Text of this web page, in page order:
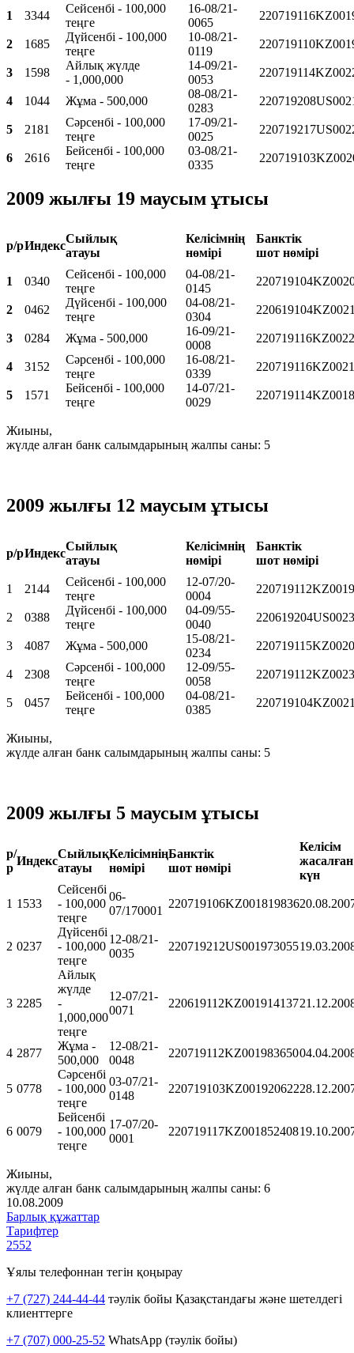
1 3344
Сейсенбі - 100,000
теңге
16-08/21-
0065
2 1685
Дүйсенбі - 100,000
теңге
10-08/21-
0119
3 1598
Айлық жүлде
- 1,000,000
14-09/21-
0053
4 1044 Жұма - 500,000
08-08/21-
0283
5 2181
Сәрсенбі - 100,000
теңге
17-09/21-
0025
6 2616
Бейсенбі - 100,000
теңге
03-08/21-
0335
2009 жылғы 19 маусым ұтысы
р/рИндекс
Сыйлық
атауы
Келісімнің
нөмірі
Банктік
шот нөмірі
1 0340
Сейсенбі - 100,000
теңге
04-08/21-
0145
2 0462
Дүйсенбі - 100,000
теңге
04-08/21-
0304
3 0284 Жұма - 500,000
16-09/21-
0008
4 3152
Сәрсенбі - 100,000
теңге
16-08/21-
0339
5 1571
Бейсенбі - 100,000
теңге
14-07/21-
0029
Жиыны,
жүлде алған банк салымдарының жалпы саны: 5
2009 жылғы 12 маусым ұтысы
р/рИндекс
Сыйлық
атауы
Келісімнің
нөмірі
Банктік
шот нөмірі
1 2144
Сейсенбі - 100,000
теңге
12-07/20-
0004
2 0388
Дүйсенбі - 100,000
теңге
04-09/55-
0040
3 4087 Жұма - 500,000
15-08/21-
0234
4 2308
Сәрсенбі - 100,000
теңге
12-09/55-
0058
5 0457
Бейсенбі - 100,000
теңге
04-08/21-
0385
Жиыны,
жүлде алған банк салымдарының жалпы саны: 5
2009 жылғы 5 маусым ұтысы
р/
р
Индекс
Сыйлық
атауы
Келісімнің
нөмірі
Банктік
шот нөмірі
Келісім
жасалған
күн
1 1533
Сейсенбі
- 100,000
теңге
06-
07/170001
220719106KZ001819836
2 0237
Дүйсенбі
- 100,000
теңге
12-08/21-
0035
220719212US001973055
3 2285
Айлық
жүлде
-
1,000,000
теңге
12-07/21-
0071
220619112KZ001914137
4 2877
Жұма -
500,000
12-08/21-
0048
220719112KZ001983650
5 0778
Сәрсенбі
- 100,000
теңге
03-07/21-
0148
220719103KZ001920622
6 0079
Бейсенбі
- 100,000
теңге
17-07/20-
0001
220719117KZ001852408
Жиыны,
жүлде алған банк салымдарының жалпы саны: 6
10.08.2009
Барлық құжаттар
Тарифтер
2552
Ұялы телефоннан тегін қоңырау
+7 (727) 244-44-44 тәулік бойы Қазақстандағы және шетелдегі
клиенттерге
+7 (707) 000-25-52 WhatsApp (тәулік бойы)